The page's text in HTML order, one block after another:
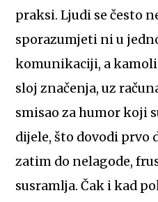
praksi. Ljudi se često
sporazumjeti ni u
komunikaciji, a
sloj značenja, uz
smisao za humor koji
dijele, što dovodi prvo
zatim do nelagode,
susramlja. Čak i kad